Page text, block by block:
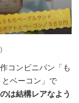
コンビニパン「も
ベーコン」で
は結構レアなよう